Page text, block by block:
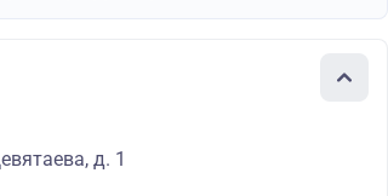
д. 1